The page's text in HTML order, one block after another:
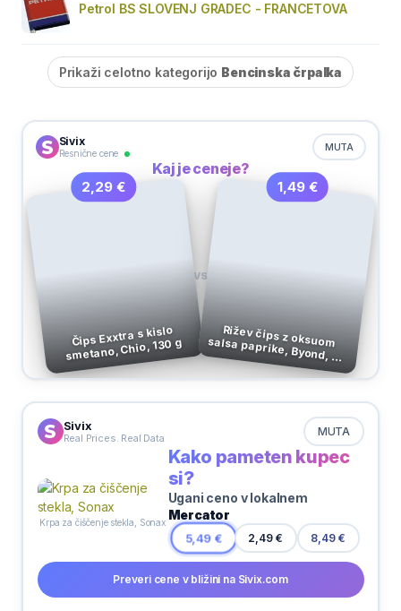
Petrol BS SLOVENJ GRADEC - FRANCETOVA
Prikaži celotno kategorijo Bencinska črpalka
Sivix
Resnične cene
MUTA
Kaj je ceneje?
2,29 €
Čips Exxtra s kislo
smetano, Chio, 130 g
VS
1,49 €
Rižev čips z oksuom salsa paprike, Byond, 60
g
Sivix
Real Prices. Real Data MUTA
Krpa za čiščenje stekla, Sonax
Kako pameten kupec
si?
Ugani ceno v lokalnem
Mercator
5,49 € 2,49 € 8,49 €
Preveri cene v bližini na Sivix.com